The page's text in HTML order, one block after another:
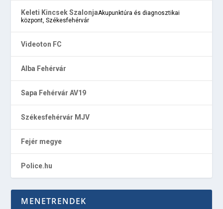
Keleti Kincsek SzalonjaAkupunktúra és diagnosztikai
központ, Székesfehérvár
Videoton FC
Alba Fehérvár
Sapa Fehérvár AV19
Székesfehérvár MJV
Fejér megye
Police.hu
MENETRENDEK